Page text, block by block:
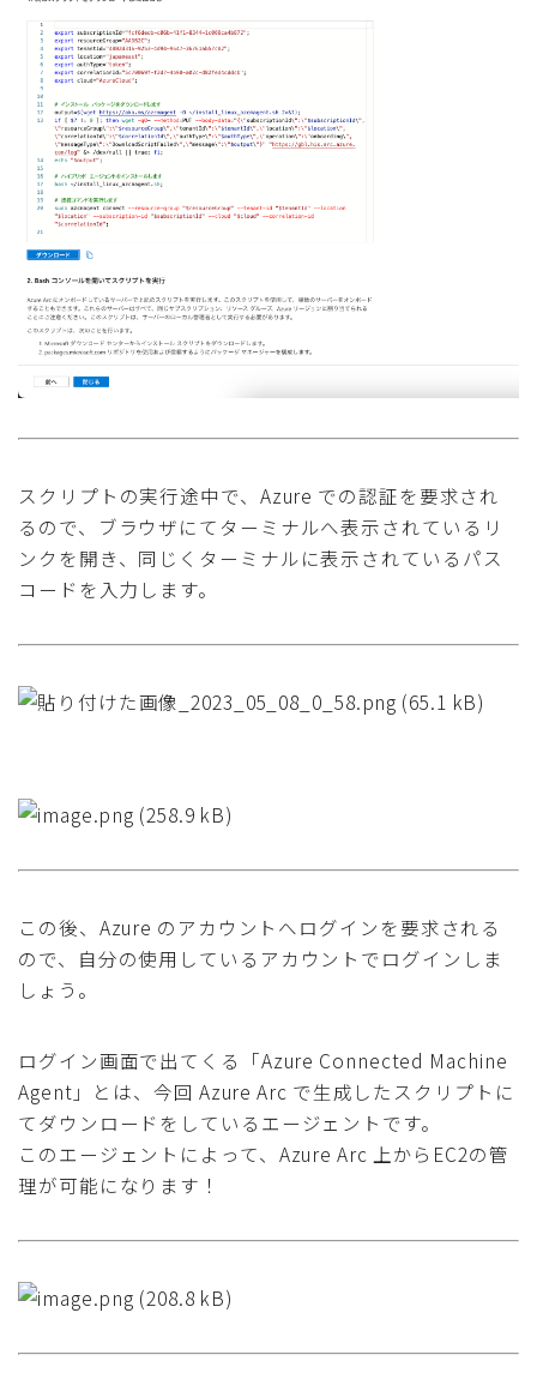
スクリプトの実行途中で、Azure での認証を要求され
るので、ブラウザにてターミナルへ表示されているリ
ンクを開き、同じくターミナルに表示されているパス
コードを入力します。
この後、Azure のアカウントへログインを要求される
ので、自分の使用しているアカウントでログインしま
しょう。
ログイン画面で出てくる「Azure Connected Machine
Agent」とは、今回 Azure Arc で生成したスクリプトに
てダウンロードをしているエージェントです。
このエージェントによって、Azure Arc 上からEC2の管
理が可能になります！